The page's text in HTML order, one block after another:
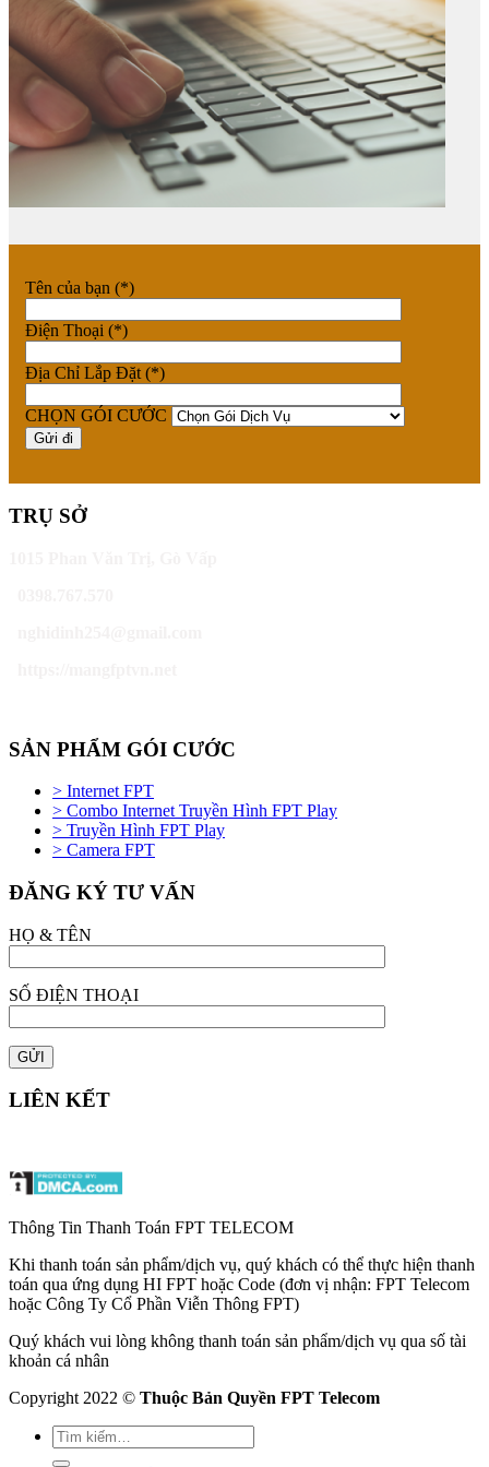
Tên của bạn (*)
Điện Thoại (*)
Địa Chỉ Lắp Đặt (*)
CHỌN GÓI CƯỚC
TRỤ SỞ
SẢN PHẨM GÓI CƯỚC
> Internet FPT
> Combo Internet Truyền Hình FPT Play
> Truyền Hình FPT Play
> Camera FPT
ĐĂNG KÝ TƯ VẤN
HỌ & TÊN
SỐ ĐIỆN THOẠI
LIÊN KẾT
Thông Tin Thanh Toán FPT TELECOM
Khi thanh toán sản phẩm/dịch vụ, quý khách có thể thực hiện thanh
toán qua ứng dụng HI FPT hoặc Code (đơn vị nhận: FPT Telecom
hoặc Công Ty Cổ Phần Viễn Thông FPT)
Quý khách vui lòng không thanh toán sản phẩm/dịch vụ qua số tài
khoản cá nhân
Copyright 2022 © Thuộc Bản Quyền FPT Telecom